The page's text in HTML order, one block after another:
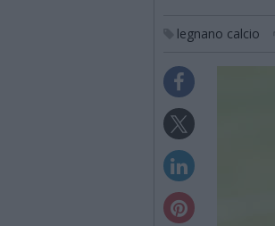
legnano calcio